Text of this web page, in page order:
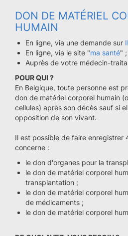
DON DE MATÉRIEL
HUMAIN
En ligne, via une demande sur
En ligne, via le site "ma santé" ;
Auprès de votre médecin-
POUR QUI ?
En Belgique, toute personne est
don de matériel corporel humain
cellules) après son décès sauf si
opposition de son vivant.
Il est possible de faire enregistrer
concerne :
le don d'organes pour la
le don de matériel corporel
transplantation ;
le don de matériel corporel
de médicaments ;
le don de matériel corporel